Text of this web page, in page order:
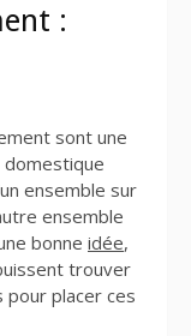
:
sont une
ensemble sur
ensemble
bonne idée,
trouver
placer ces